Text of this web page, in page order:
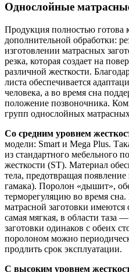
Однослойные
Продукция полностью готова
дополнительной обработки:
изготовлении матрасных
резка, которая создает на
различной жесткости.
листа обеспечивается
человека, а во время сна
положение позвоночника.
групп однослойных матрасных
Со средним уровнем
модели: Smart и Mega Plus.
из стандартного мебельного
жесткости (ST). Материал
тела, предотвращая
гамака). Поролон «дышит»,
терморегуляцию во время
матрасной заготовки
самая мягкая, в области таза
заготовки одинаков с обеих
поролоном можно
продлить срок эксплуатации.
С высоким уровнем